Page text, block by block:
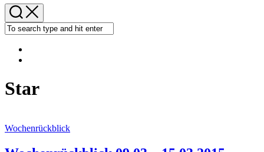
Star
Wochenrückblick